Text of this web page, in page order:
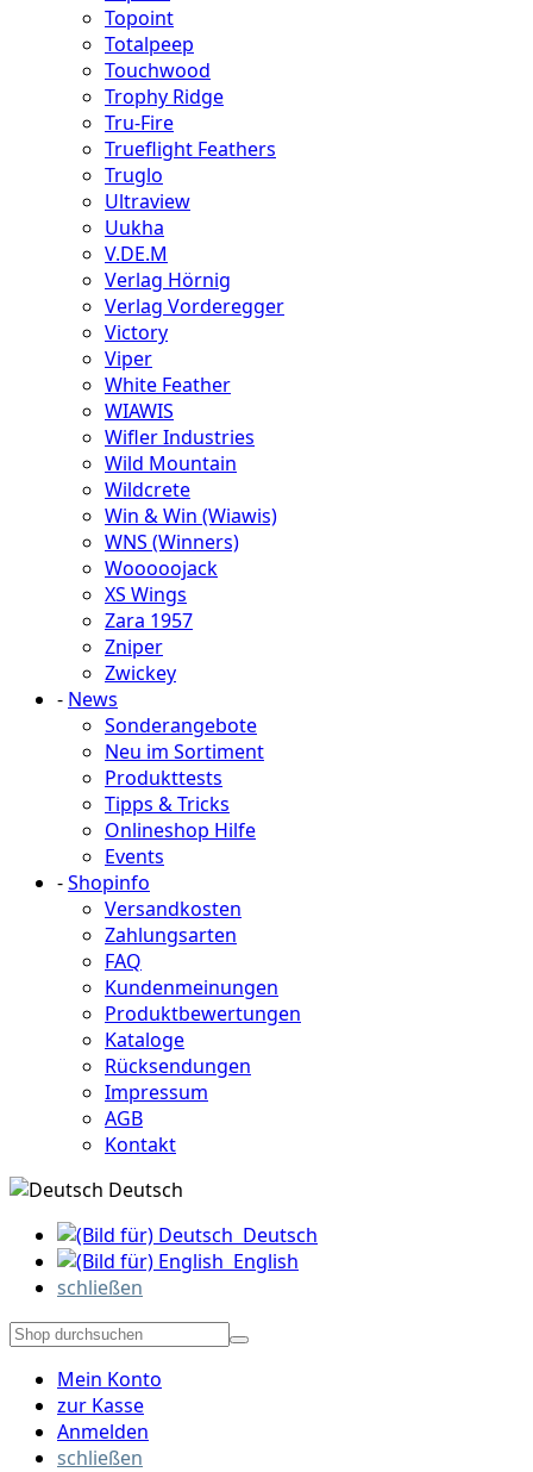
Topoint
Totalpeep
Touchwood
Trophy Ridge
Tru-Fire
Trueflight Feathers
Truglo
Ultraview
Uukha
V.DE.M
Verlag Hörnig
Verlag Vorderegger
Victory
Viper
White Feather
WIAWIS
Wifler Industries
Wild Mountain
Wildcrete
Win & Win (Wiawis)
WNS (Winners)
Wooooojack
XS Wings
Zara 1957
Zniper
Zwickey
- News
Sonderangebote
Neu im Sortiment
Produkttests
Tipps & Tricks
Onlineshop Hilfe
Events
-Shopinfo
Versandkosten
Zahlungsarten
FAQ
Kundenmeinungen
Produktbewertungen
Kataloge
Rücksendungen
Impressum
AGB
Kontakt
Deutsch
Deutsch
English
schließen
Mein Konto
zur Kasse
Anmelden
schließen